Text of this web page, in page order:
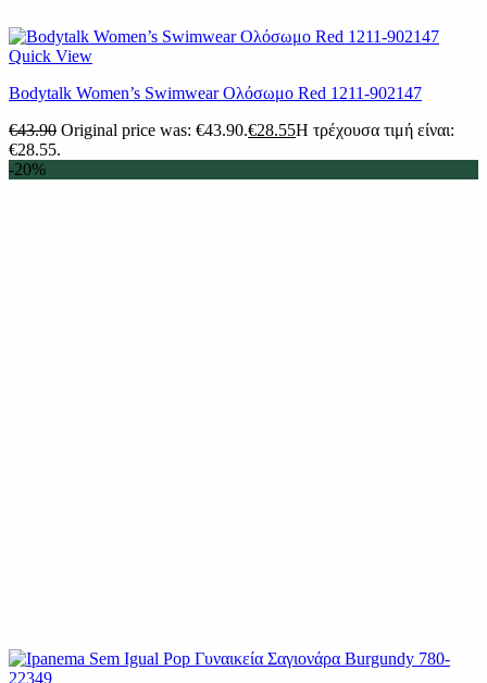
Quick View
Βodytalk Women’s Swimwear Ολόσωμο Red 1211-902147
€43.90 Original price was: €43.90.€28.55Η τρέχουσα τιμή είναι:
€28.55.
-20%